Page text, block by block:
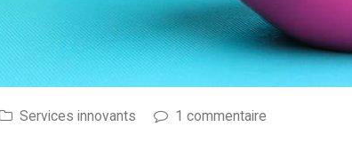
Services innovants 1 commentaire